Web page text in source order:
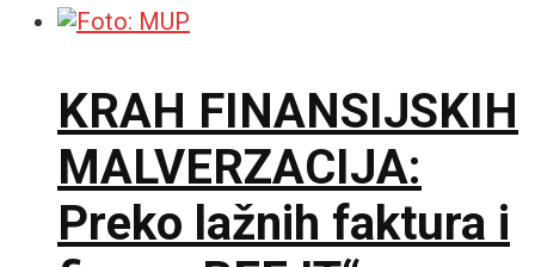
KRAH FINANSIJSKIH
MALVERZACIJA:
Preko lažnih faktura i